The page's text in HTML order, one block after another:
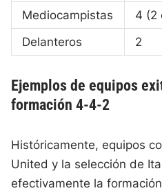
Mediocampistas
4 (2
Delanteros
2
Ejemplos de equipos
formación 4-4-2
Históricamente, equipos
United y la selección de
efectivamente la